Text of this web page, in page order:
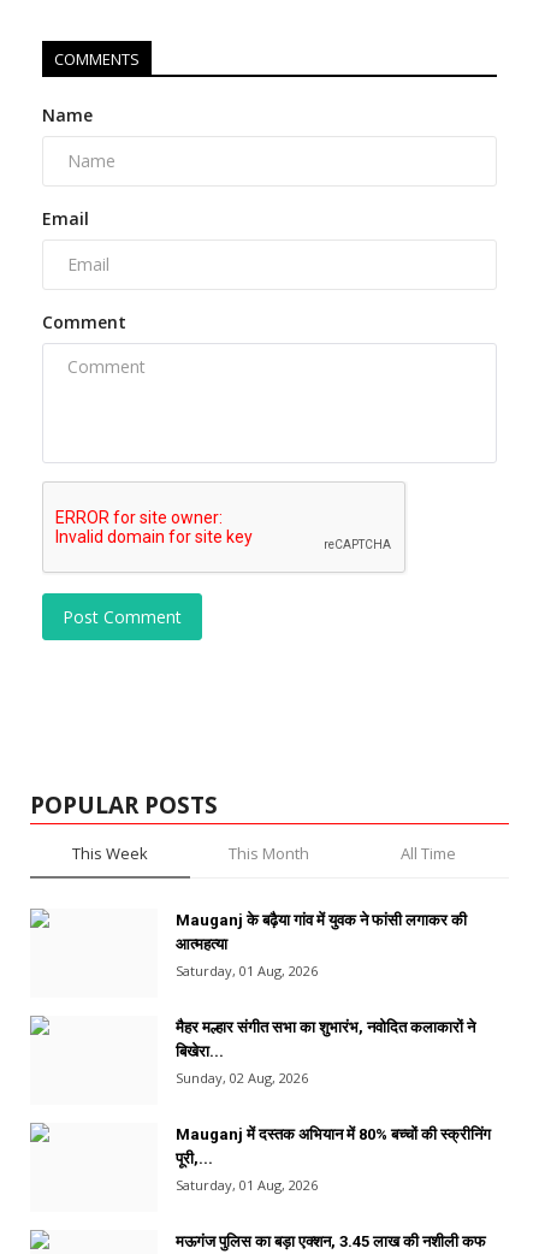
COMMENTS
Name
Email
Comment
Post Comment
POPULAR POSTS
This Week This Month All Time
Mauganj के बढ़ैया गांव में युवक ने फांसी लगाकर की
आत्महत्या
Saturday, 01 Aug, 2026
मैहर मल्हार संगीत सभा का शुभारंभ, नवोदित कलाकारों ने
बिखेरा...
Sunday, 02 Aug, 2026
Mauganj में दस्तक अभियान में 80% बच्चों की स्क्रीनिंग
पूरी,...
Saturday, 01 Aug, 2026
मऊगंज पुलिस का बड़ा एक्शन, 3.45 लाख की नशीली कफ